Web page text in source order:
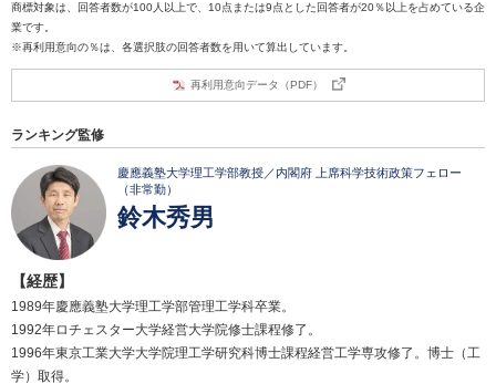
商標対象は、回答者数が100人以上で、10点または9点とした回答者が20％以上を占めている企
業です。
※再利用意向の％は、各選択肢の回答者数を用いて算出しています。
再利用意向データ（PDF）
ランキング監修
慶應義塾大学理工学部教授／内閣府 上席科学技術政策フェロー
（非常勤）
鈴木秀男
【経歴】
1989年慶應義塾大学理工学部管理工学科卒業。
1992年ロチェスター大学経営大学院修士課程修了。
1996年東京工業大学大学院理工学研究科博士課程経営工学専攻修了。博士（工
学）取得。